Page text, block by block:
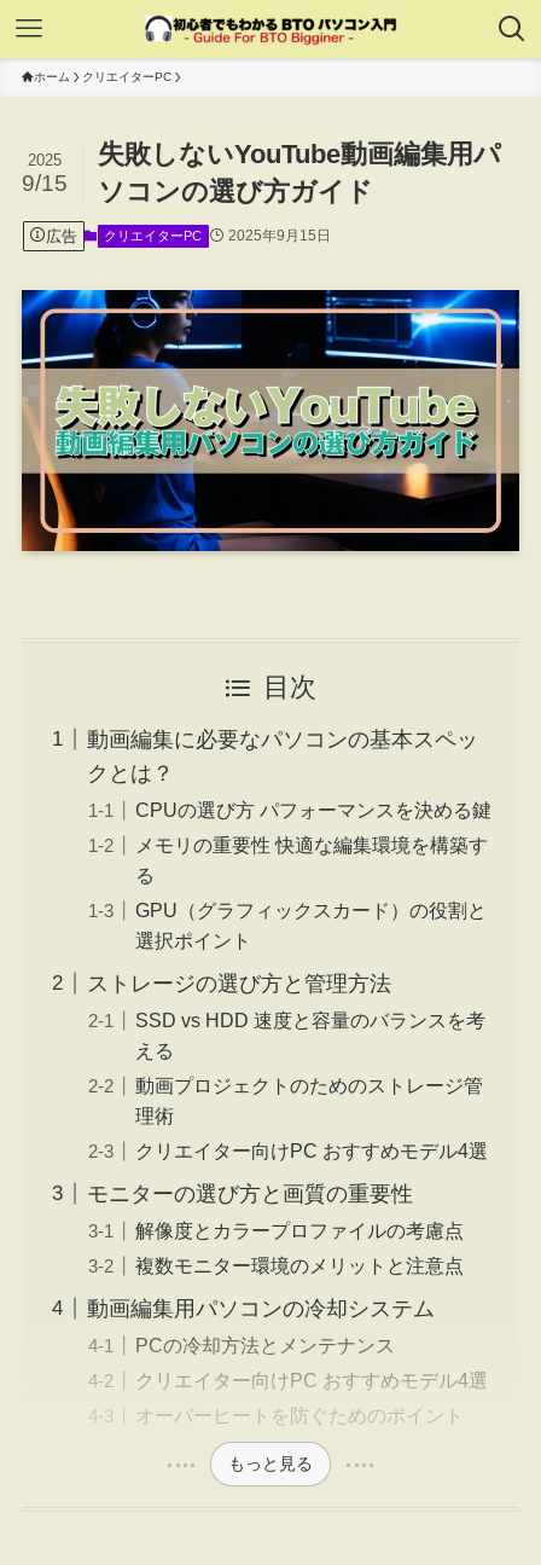
ホーム クリエイターPC
失敗しないYouTube動画編集用パ
ソコンの選び方ガイド
2025
9/15
広告 クリエイターPC 2025年9月15日
目次
動画編集に必要なパソコンの基本スペッ
クとは？
CPUの選び方 パフォーマンスを決める鍵
メモリの重要性 快適な編集環境を構築す
る
GPU（グラフィックスカード）の役割と
選択ポイント
ストレージの選び方と管理方法
SSD vs HDD 速度と容量のバランスを考
える
動画プロジェクトのためのストレージ管
理術
クリエイター向けPC おすすめモデル4選
モニターの選び方と画質の重要性
解像度とカラープロファイルの考慮点
複数モニター環境のメリットと注意点
動画編集用パソコンの冷却システム
PCの冷却方法とメンテナンス
クリエイター向けPC おすすめモデル4選
オーバーヒートを防ぐためのポイント
もっと見る